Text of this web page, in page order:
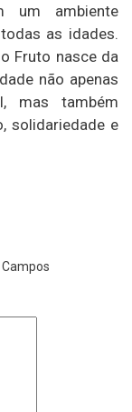
um ambiente
as idades.
Fruto nasce da
não apenas
mas também
solidariedade e
Campos